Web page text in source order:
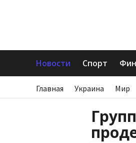
Новости Спорт
Главная Украина Мир